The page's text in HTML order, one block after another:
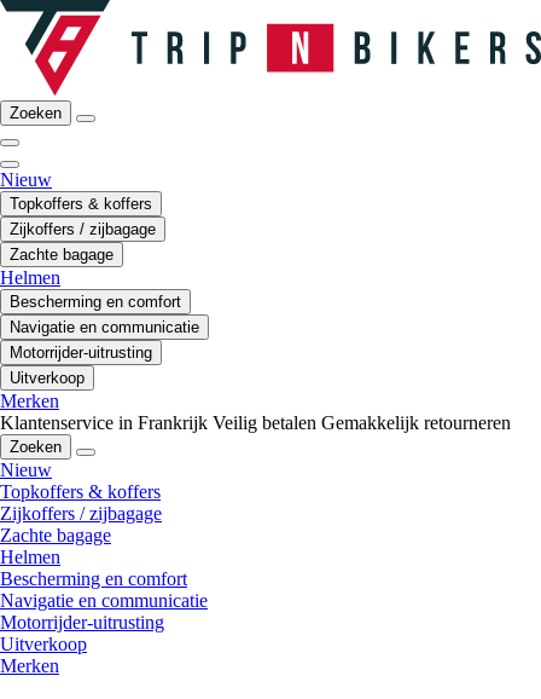
Zoeken
Nieuw
Topkoffers & koffers
Zijkoffers / zijbagage
Zachte bagage
Helmen
Bescherming en comfort
Navigatie en communicatie
Motorrijder-uitrusting
Uitverkoop
Merken
Klantenservice in Frankrijk Veilig betalen Gemakkelijk retourneren
Zoeken
Nieuw
Topkoffers & koffers
Zijkoffers / zijbagage
Zachte bagage
Helmen
Bescherming en comfort
Navigatie en communicatie
Motorrijder-uitrusting
Uitverkoop
Merken